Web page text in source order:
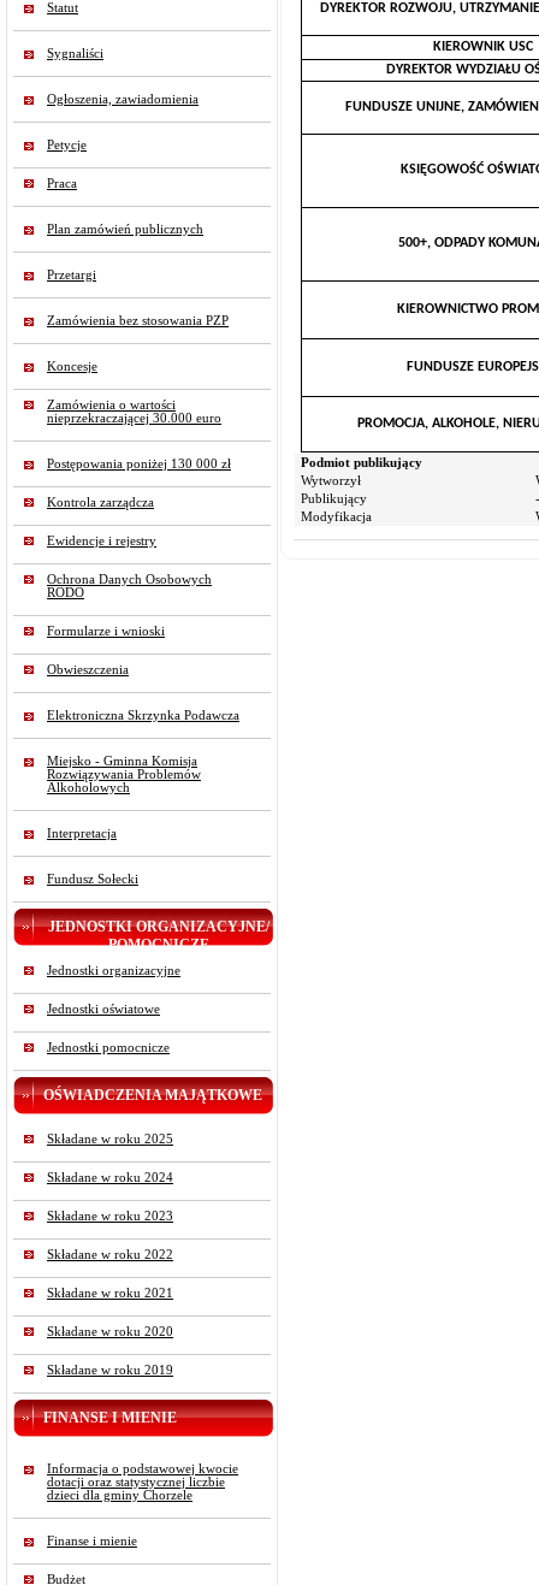
Statut
Sygnaliści
Ogłoszenia, zawiadomienia
Petycje
Praca
Plan zamówień publicznych
Przetargi
Zamówienia bez stosowania PZP
Koncesje
Zamówienia o wartości
nieprzekraczającej 30.000 euro
Postępowania poniżej 130 000 zł
Kontrola zarządcza
Ewidencje i rejestry
Ochrona Danych Osobowych
RODO
Formularze i wnioski
Obwieszczenia
Elektroniczna Skrzynka Podawcza
Miejsko - Gminna Komisja
Rozwiązywania Problemów
Alkoholowych
Interpretacja
Fundusz Sołecki
JEDNOSTKI ORGANIZACYJNE/
POMOCNICZE
Jednostki organizacyjne
Jednostki oświatowe
Jednostki pomocnicze
OŚWIADCZENIA MAJĄTKOWE
Składane w roku 2025
Składane w roku 2024
Składane w roku 2023
Składane w roku 2022
Składane w roku 2021
Składane w roku 2020
Składane w roku 2019
FINANSE I MIENIE
Informacja o podstawowej kwocie
dotacji oraz statystycznej liczbie
dzieci dla gminy Chorzele
Finanse i mienie
Budżet
DYREKTOR ROZWOJU,
KIEROWNIK USC
DYREKTOR WYDZIAŁU
FUNDUSZE UNIJNE,
KSIĘGOWOŚĆ
500+, ODPADY
KIEROWNICTWO
FUNDUSZE
PROMOCJA, ALKOHOLE,
Podmiot publikujący
Wytworzył
Publikujący
Modyfikacja